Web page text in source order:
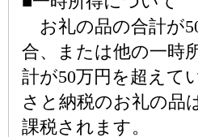
お礼の品の合計が
合、または他の一時
計が50万円を超えて
さと納税のお礼の品
課税されます。